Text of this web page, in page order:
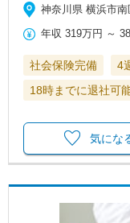
神奈川県 横浜市南
年収 319万円 ～
社会保険完備 4
18時までに退社可
気にな